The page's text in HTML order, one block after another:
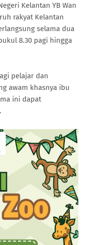
Kelantan YB Wan
rakyat Kelantan
selama dua
8.30 pagi hingga
pelajar dan
awam khasnya ibu
ini dapat